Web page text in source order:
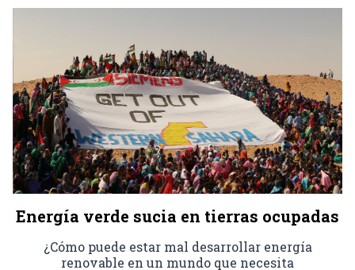
Energía verde sucia en tierras ocupadas
¿Cómo puede estar mal desarrollar energía
renovable en un mundo que necesita